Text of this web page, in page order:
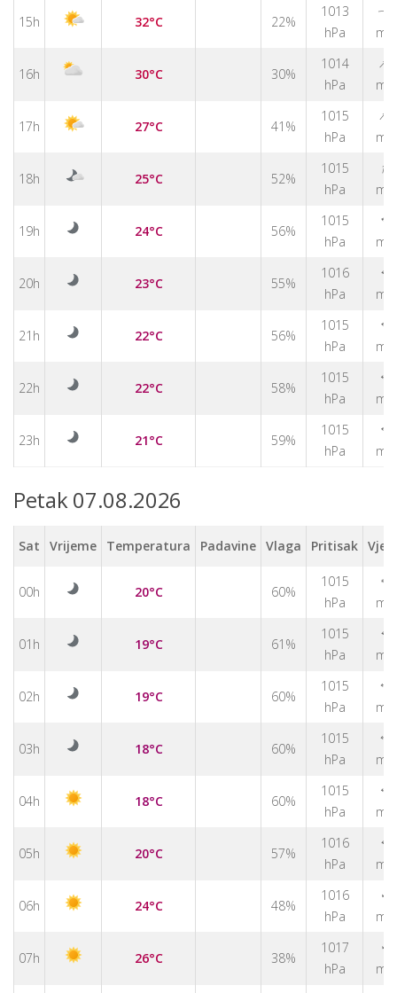
15h 32°C 22%
1013
hPa
↑
m/s
16h 30°C 30%
1014
hPa
↑
m/s
17h 27°C 41%
1015
hPa
↑
m/s
18h 25°C 52%
1015
hPa
↑
m/s
19h 24°C 56%
1015
hPa
↑
m/s
20h 23°C 55%
1016
hPa
↑
m/s
21h 22°C 56%
1015
hPa
↑
m/s
22h 22°C 58%
1015
hPa
↑
m/s
23h 21°C 59%
1015
hPa
↑
m/s
Petak 07.08.2026
Sat Vrijeme Temperatura Padavine Vlaga Pritisak
00h 20°C 60%
1015
hPa
↑
m/s
01h 19°C 61%
1015
hPa
↑
m/s
02h 19°C 60%
1015
hPa
↑
m/s
03h 18°C 60%
1015
hPa
↑
m/s
04h 18°C 60%
1015
hPa
↑
m/s
05h 20°C 57%
1016
hPa
↑
m/s
06h 24°C 48%
1016
hPa
↑
m/s
07h 26°C 38%
1017
hPa
↑
m/s